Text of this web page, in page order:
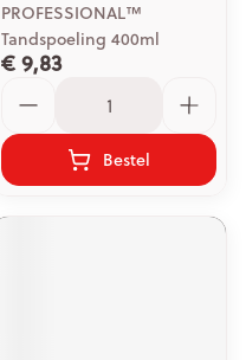
PROFESSIONAL™
Tandspoeling 400ml
€ 9,83
Bestel